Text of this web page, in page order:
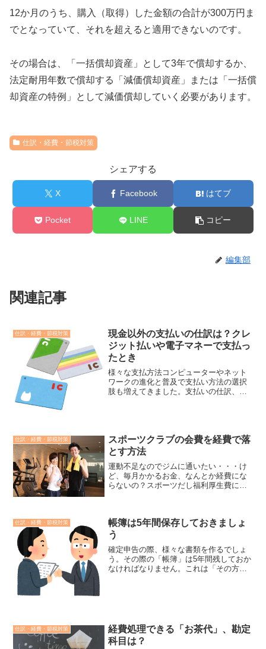
12か月のうち、購入（取得）した金額の合計が300万円ま
でとなっていて、それを超えると適用できないのです。
その場合は、「一括償却資産」として3年で償却するか、
法定耐用年数で償却する「減価償却資産」または「一括償
却資産の特例」として減価償却していく必要があります。
仕訳・経費・節税対策
シェアする
X Facebook はてブ
Pocket LINE コピー
編集部
関連記事
仕訳・経費・節税対策
現金以外の支払いの仕訳は？クレ
ジット払いや電子マネーで支払っ
たとき
様々な支払方法コンピューターやネット
ワークの進化と普及で支払い方法の選択
肢も増えてきました。支払いの仕訳、と
仕訳・経費・節税対策
スポーツクラブの会費を経費で落
とす方法
運動不足なのでジムに通いたい・・・け
ど、毎月かかるお金、なんとか経費にな
らないの？スポーツだし福利厚生費にな
残念ながらダメ。ダメなの...
仕訳・経費・節税対策
帳簿は5年間保存しておきましょ
う
確定申告の際、様々な書類を作るでしょ
う。その際の「帳簿」は5年間残しておか
なければなりません。これは「その方が
仕訳・経費・節税対策
経費処理できる「お茶代」、勘定
科目は？